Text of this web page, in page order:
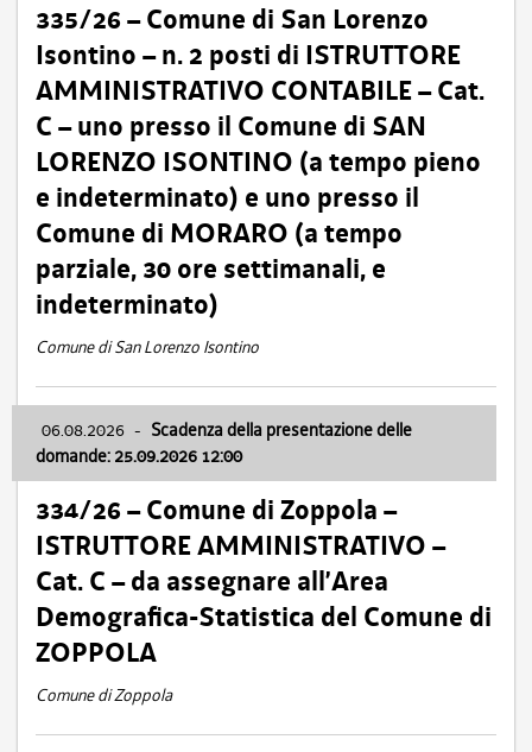
335/26 – Comune di San Lorenzo
Isontino – n. 2 posti di ISTRUTTORE
AMMINISTRATIVO CONTABILE – Cat.
C – uno presso il Comune di SAN
LORENZO ISONTINO (a tempo pieno
e indeterminato) e uno presso il
Comune di MORARO (a tempo
parziale, 30 ore settimanali, e
indeterminato)
Comune di San Lorenzo Isontino
06.08.2026 - Scadenza della presentazione delle
domande: 25.09.2026 12:00
334/26 – Comune di Zoppola –
ISTRUTTORE AMMINISTRATIVO –
Cat. C – da assegnare all’Area
Demografica-Statistica del Comune di
ZOPPOLA
Comune di Zoppola